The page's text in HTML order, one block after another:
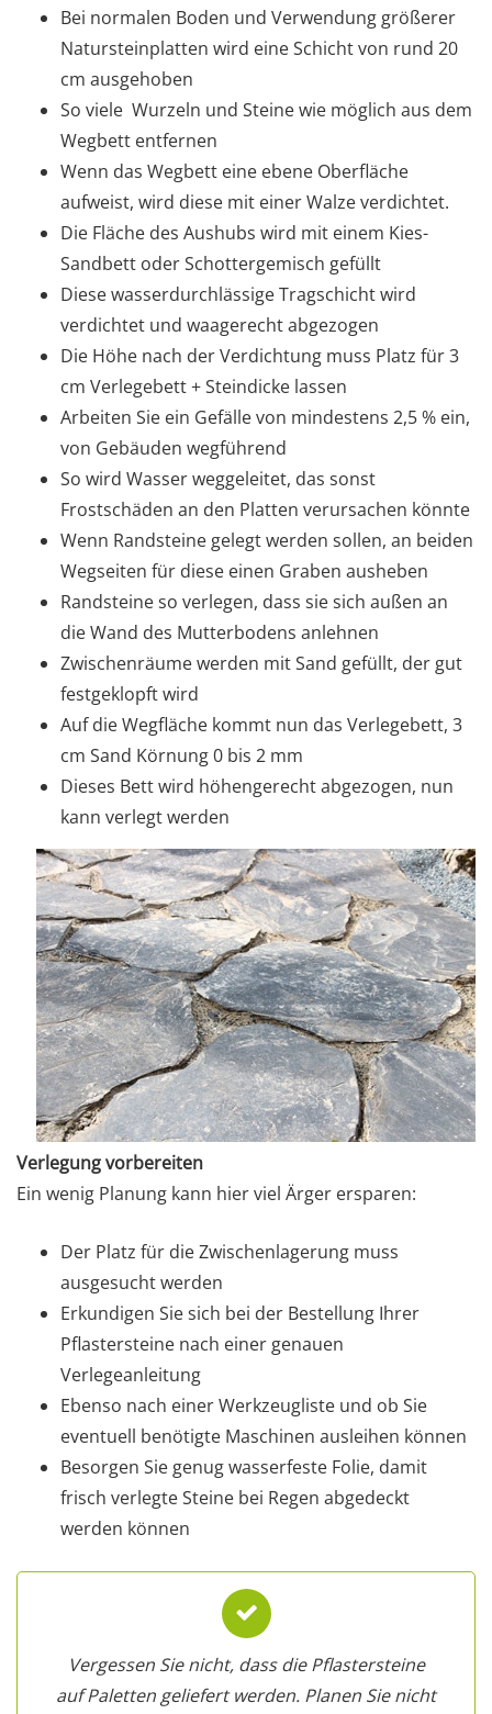
Bei normalen Boden und Verwendung größerer
Natursteinplatten wird eine Schicht von rund 20
cm ausgehoben
So viele Wurzeln und Steine wie möglich aus dem
Wegbett entfernen
Wenn das Wegbett eine ebene Oberfläche
aufweist, wird diese mit einer Walze verdichtet.
Die Fläche des Aushubs wird mit einem Kies-
Sandbett oder Schottergemisch gefüllt
Diese wasserdurchlässige Tragschicht wird
verdichtet und waagerecht abgezogen
Die Höhe nach der Verdichtung muss Platz für 3
cm Verlegebett + Steindicke lassen
Arbeiten Sie ein Gefälle von mindestens 2,5 % ein,
von Gebäuden wegführend
So wird Wasser weggeleitet, das sonst
Frostschäden an den Platten verursachen könnte
Wenn Randsteine gelegt werden sollen, an beiden
Wegseiten für diese einen Graben ausheben
Randsteine so verlegen, dass sie sich außen an
die Wand des Mutterbodens anlehnen
Zwischenräume werden mit Sand gefüllt, der gut
festgeklopft wird
Auf die Wegfläche kommt nun das Verlegebett, 3
cm Sand Körnung 0 bis 2 mm
Dieses Bett wird höhengerecht abgezogen, nun
kann verlegt werden
Verlegung vorbereiten
Ein wenig Planung kann hier viel Ärger ersparen:
Der Platz für die Zwischenlagerung muss
ausgesucht werden
Erkundigen Sie sich bei der Bestellung Ihrer
Pflastersteine nach einer genauen
Verlegeanleitung
Ebenso nach einer Werkzeugliste und ob Sie
eventuell benötigte Maschinen ausleihen können
Besorgen Sie genug wasserfeste Folie, damit
frisch verlegte Steine bei Regen abgedeckt
werden können
Vergessen Sie nicht, dass die Pflastersteine
auf Paletten geliefert werden. Planen Sie nicht